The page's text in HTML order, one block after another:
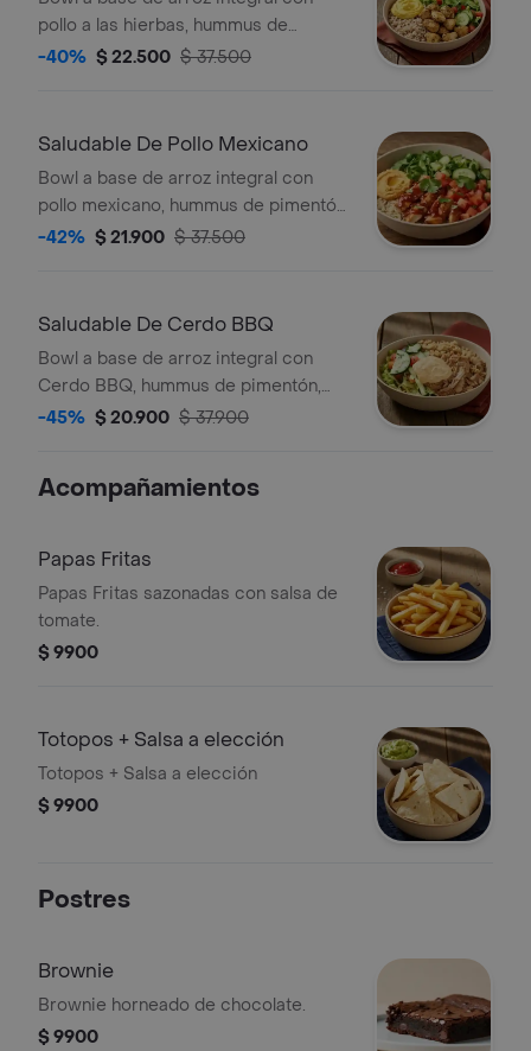
pollo a las hierbas, hummus de
pimentón, pepino, tomate y Lechuga.
-40% $ 22.500 $ 37.500
Saludable De Pollo Mexicano
Bowl a base de arroz integral con
pollo mexicano, hummus de pimentón,
pepino, tomate y Lechuga. *Producto
-42% $ 21.900 $ 37.500
Saludable De Cerdo BBQ
Bowl a base de arroz integral con
Cerdo BBQ, hummus de pimentón,
pepino, tomate y Lechuga.
-45% $ 20.900 $ 37.900
Acompañamientos
Papas Fritas
Papas Fritas sazonadas con salsa de
tomate.
$ 9900
Totopos + Salsa a elección
Totopos + Salsa a elección
$ 9900
Postres
Brownie
Brownie horneado de chocolate.
$ 9900